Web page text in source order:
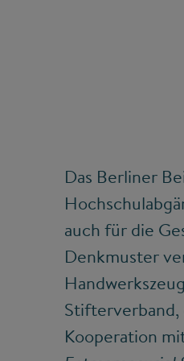
Das Berliner
auch für die
Denkmuster
Stifterverband,
Kooperation